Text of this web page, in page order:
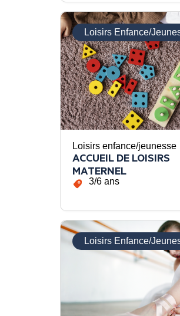
Loisirs Enfance/
Loisirs enfance/jeunesse
ACCUEIL DE LOISIRS
MATERNEL
3/6 ans
Loisirs Enfance/